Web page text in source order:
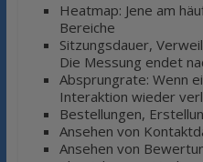
Heatmap: Jene am
Bereiche
Sitzungsdauer,
Die Messung endet
Absprungrate: Wenn
Interaktion wieder
Bestellungen,
Ansehen von
Ansehen von